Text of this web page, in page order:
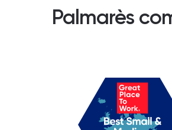
Palmarès